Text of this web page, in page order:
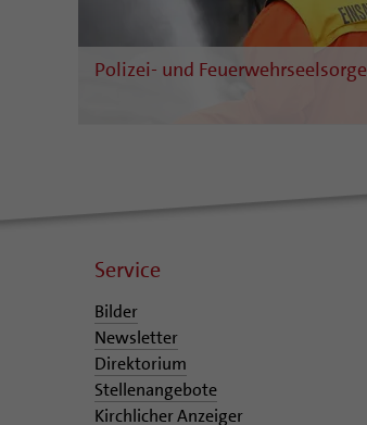
Polizei- und Feuerwehrseelsorge
Service
Bilder
Newsletter
Direktorium
Stellenangebote
Kirchlicher Anzeiger